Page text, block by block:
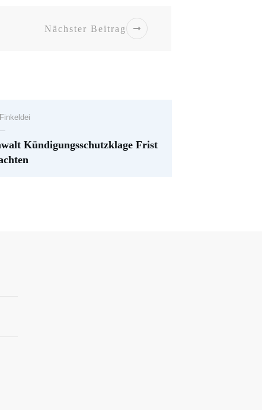
Nächster Beitrag
Kündigungsschutzklage Frist